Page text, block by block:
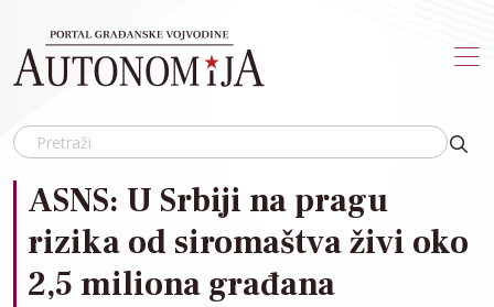
ASNS: U Srbiji na pragu
rizika od siromaštva živi oko
2,5 miliona građana